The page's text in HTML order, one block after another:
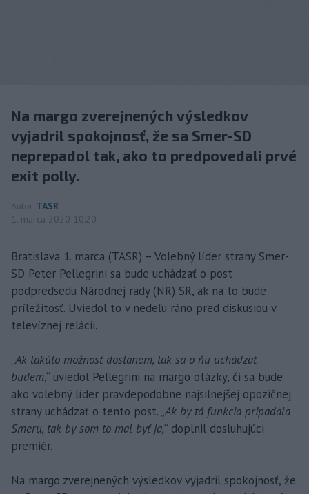
Na margo zverejnených výsledkov
vyjadril spokojnosť, že sa Smer-SD
neprepadol tak, ako to predpovedali prvé
exit polly.
Autor TASR
1. marca 2020 10:20
Bratislava 1. marca (TASR) – Volebný líder strany Smer-
SD Peter Pellegrini sa bude uchádzať o post
podpredsedu Národnej rady (NR) SR, ak na to bude
príležitosť. Uviedol to v nedeľu ráno pred diskusiou v
televíznej relácii.
„Ak takúto možnosť dostanem, tak sa o ňu uchádzať
budem,“ uviedol Pellegrini na margo otázky, či sa bude
ako volebný líder pravdepodobne najsilnejšej opozičnej
strany uchádzať o tento post. „Ak by tá funkcia pripadala
Smeru, tak by som to mal byť ja,“ doplnil dosluhujúci
premiér.
Na margo zverejnených výsledkov vyjadril spokojnosť, že